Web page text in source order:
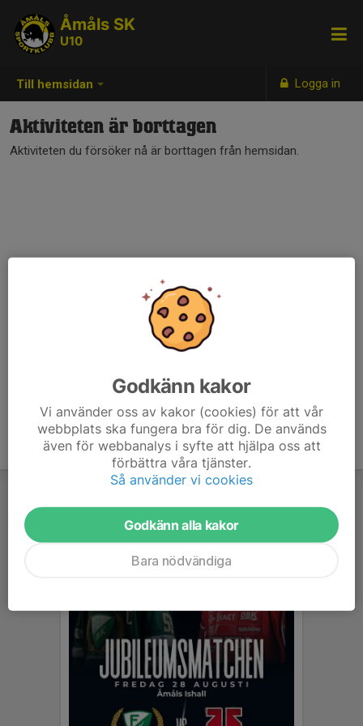
Till hemsidan Logga in
Åmåls SK
U10
Aktiviteten är borttagen
Aktiviteten du försöker nå är borttagen från hemsidan.
Godkänn kakor
Vi använder oss av kakor (cookies) för att vår
webbplats ska fungera bra för dig. De används
även för webbanalys i syfte att hjälpa oss att
förbättra våra tjänster.
Så använder vi cookies
Godkänn alla kakor
Bara nödvändiga